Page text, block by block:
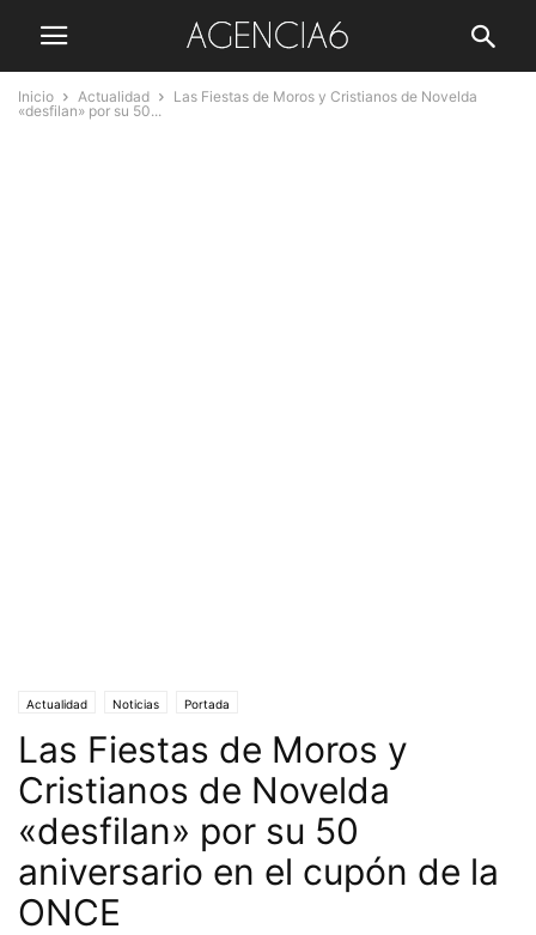
Inicio Actualidad
Las Fiestas de Moros y Cristianos de Novelda
«desfilan» por su 50...
Actualidad Noticias Portada
Las Fiestas de Moros y
Cristianos de Novelda
«desfilan» por su 50
aniversario en el cupón de la
ONCE